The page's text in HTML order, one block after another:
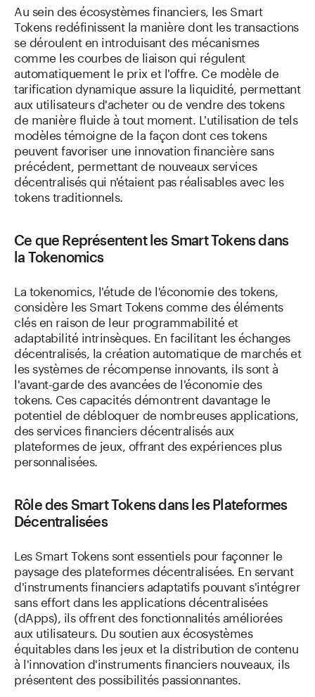
Au sein des écosystèmes financiers, les Smart
Tokens redéfinissent la manière dont les transactions
se déroulent en introduisant des mécanismes
comme les courbes de liaison qui régulent
automatiquement le prix et l'offre. Ce modèle de
tarification dynamique assure la liquidité, permettant
aux utilisateurs d'acheter ou de vendre des tokens
de manière fluide à tout moment. L'utilisation de tels
modèles témoigne de la façon dont ces tokens
peuvent favoriser une innovation financière sans
précédent, permettant de nouveaux services
décentralisés qui n'étaient pas réalisables avec les
tokens traditionnels.
Ce que Représentent les Smart Tokens dans
la Tokenomics
La tokenomics, l'étude de l'économie des tokens,
considère les Smart Tokens comme des éléments
clés en raison de leur programmabilité et
adaptabilité intrinsèques. En facilitant les échanges
décentralisés, la création automatique de marchés et
les systèmes de récompense innovants, ils sont à
l'avant-garde des avancées de l'économie des
tokens. Ces capacités démontrent davantage le
potentiel de débloquer de nombreuses applications,
des services financiers décentralisés aux
plateformes de jeux, offrant des expériences plus
personnalisées.
Rôle des Smart Tokens dans les Plateformes
Décentralisées
Les Smart Tokens sont essentiels pour façonner le
paysage des plateformes décentralisées. En servant
d'instruments financiers adaptatifs pouvant s'intégrer
sans effort dans les applications décentralisées
(dApps), ils offrent des fonctionnalités améliorées
aux utilisateurs. Du soutien aux écosystèmes
équitables dans les jeux et la distribution de contenu
à l'innovation d'instruments financiers nouveaux, ils
présentent des possibilités passionnantes.